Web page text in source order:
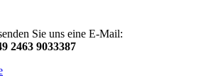
Sie uns eine E-Mail:
2463 9033387